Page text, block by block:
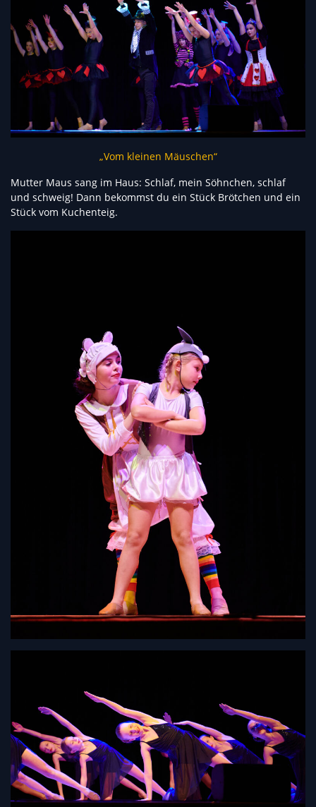
„Vom kleinen Mäuschen“
Mutter Maus sang im Haus: Schlaf, mein Söhnchen, schlaf
und schweig! Dann bekommst du ein Stück Brötchen und ein
Stück vom Kuchenteig.